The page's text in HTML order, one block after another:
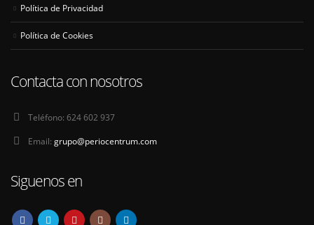
Política de Privacidad
Política de Cookies
Contacta con nosotros
Teléfono: 624 602 937
Email: grupo@periocentrum.com
Siguenos en